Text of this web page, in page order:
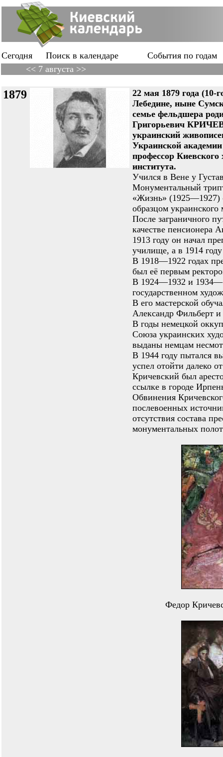
Сегодня Поиск в календаре
События по годам
<< 7 августа >>
1879
22 мая 1879 года (10-
Лебедине, ныне
семье фельдшера
Григорьевич
украинский
Украинской академии
профессор Киевского
института.
Учился в Вене у
Монументальный
«Жизнь» (1925—1927)
образцом украинского
После заграничного
качестве пенсионера
1913 году он начал
училище, а в 1914
В 1918—1922 годах
был её первым
В 1924—1932 и
государственном
В его мастерской
Александр Фильберт
В годы немецкой
Союза украинских
выданы немцам
В 1944 году пытался
успел отойти далеко
Кричевский был
ссылке в городе
Обвинения
послевоенных
отсутствия состава
монументальных
Федор